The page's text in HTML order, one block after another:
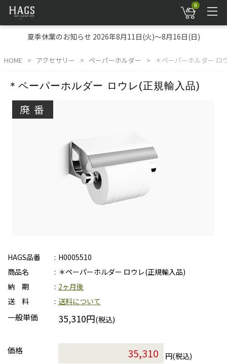
0
夏季休業のお知らせ 2026年8月11日(火)～8月16日(日)
HOME アクセサリー ペーパーホルダー ＊ペーパーホルダー ロ
＊ペーパーホルダー ロウレ(正規輸入品)
廃番
HAGS品番
H0005510
商品名
＊ペーパーホルダー ロウレ(正規輸入品)
納 期
2ヶ月後
送 料
送料について
一般単価 35,310円(税込)
価格
円(税込)